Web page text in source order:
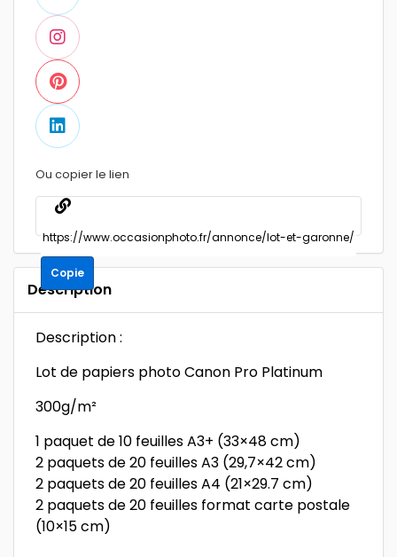
Ou copier le lien
Copie
Description
Description :
Lot de papiers photo Canon Pro Platinum
300g/m²
1 paquet de 10 feuilles A3+ (33×48 cm)
2 paquets de 20 feuilles A3 (29,7×42 cm)
2 paquets de 20 feuilles A4 (21×29.7 cm)
2 paquets de 20 feuilles format carte postale
(10×15 cm)